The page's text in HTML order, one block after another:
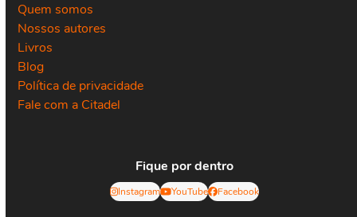
Quem somos
Nossos autores
Livros
Blog
Política de privacidade
Fale com a Citadel
Fique por dentro
Instagram YouTube Facebook